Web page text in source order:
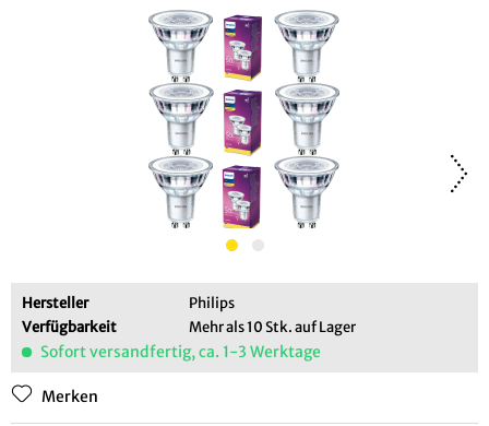
Hersteller
Philips
Verfügbarkeit
Mehr als 10 Stk. auf Lager
Sofort versandfertig, ca. 1-3 Werktage
Merken